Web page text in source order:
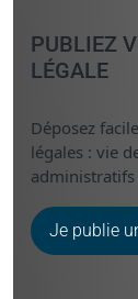
PUBLIEZ
LÉGALE
Déposez
légales : vie
administratifs
Je publie